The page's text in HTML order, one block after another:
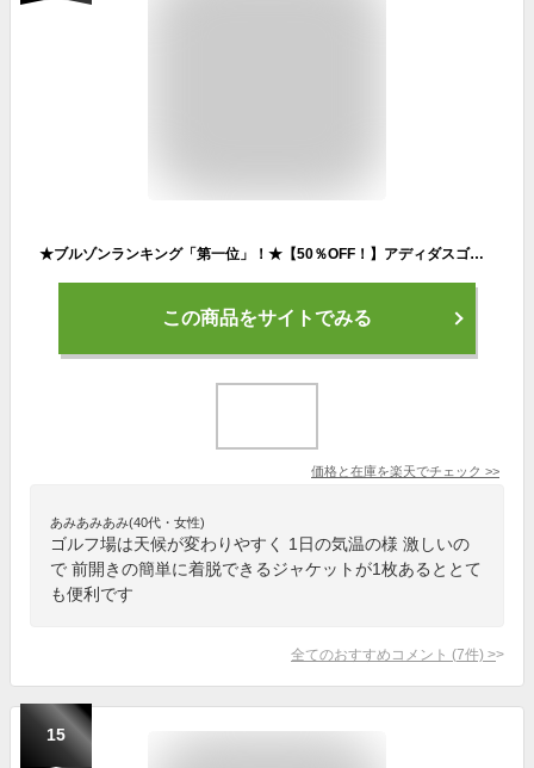
★ブルゾンランキング「第一位」！★【50％OFF！】アディダスゴルフ 春夏モデル メンズ フルジップクルーネックジャケット TO015【22】adidas golf ゴルフウエア ブルゾン
この商品をサイトでみる
価格と在庫を楽天でチェック >>
あみあみあみ(40代・女性)
ゴルフ場は天候が変わりやすく 1日の気温の様 激しいの
で 前開きの簡単に着脱できるジャケットが1枚あるととて
も便利です
全てのおすすめコメント (7件) >
15